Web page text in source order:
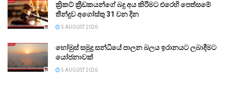
ක්‍රිකට් ක්‍රීඩකයන්ගේ බදු අය කිරීමට එරෙහි පෙත්සමේ
තීන්දුව අගෝස්තු 31 වන දින
5 AUGUST 2026
හෝමුස් සමුද්‍ර සන්ධියේ පාලන බලය ඉරානයට ලබාදීමට
යෝජනාවක්
5 AUGUST 2026